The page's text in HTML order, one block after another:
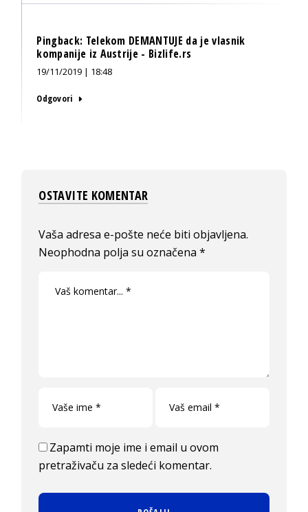
Pingback: Telekom DEMANTUJE da je vlasnik
kompanije iz Austrije - Bizlife.rs
19/11/2019 | 18:48
Odgovori
OSTAVITE KOMENTAR
Vaša adresa e-pošte neće biti objavljena.
Neophodna polja su označena*
Zapamti moje ime i email u ovom
pretraživaču za sledeći komentar.